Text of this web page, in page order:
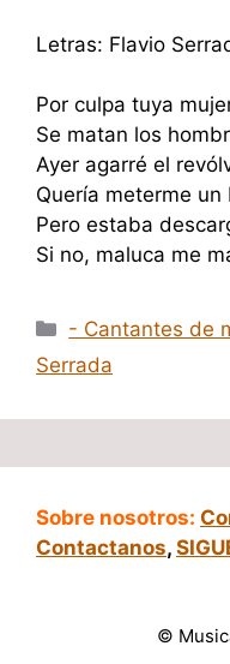
Letras: Flavio
Por culpa tuya
Se matan los
Ayer agarré el
Quería meterme un
Pero estaba
Si no, maluca me
Categorías
- Cantantes de
Serrada
Sobre nosotros:
Contactanos,
©